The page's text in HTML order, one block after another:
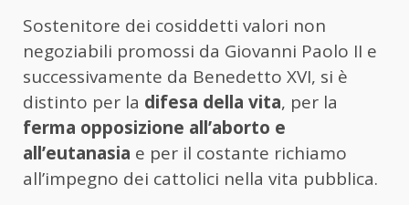
Sostenitore dei cosiddetti valori non
negoziabili promossi da Giovanni Paolo II e
successivamente da Benedetto XVI, si è
distinto per la difesa della vita, per la
ferma opposizione all’aborto e
all’eutanasia e per il costante richiamo
all’impegno dei cattolici nella vita pubblica.